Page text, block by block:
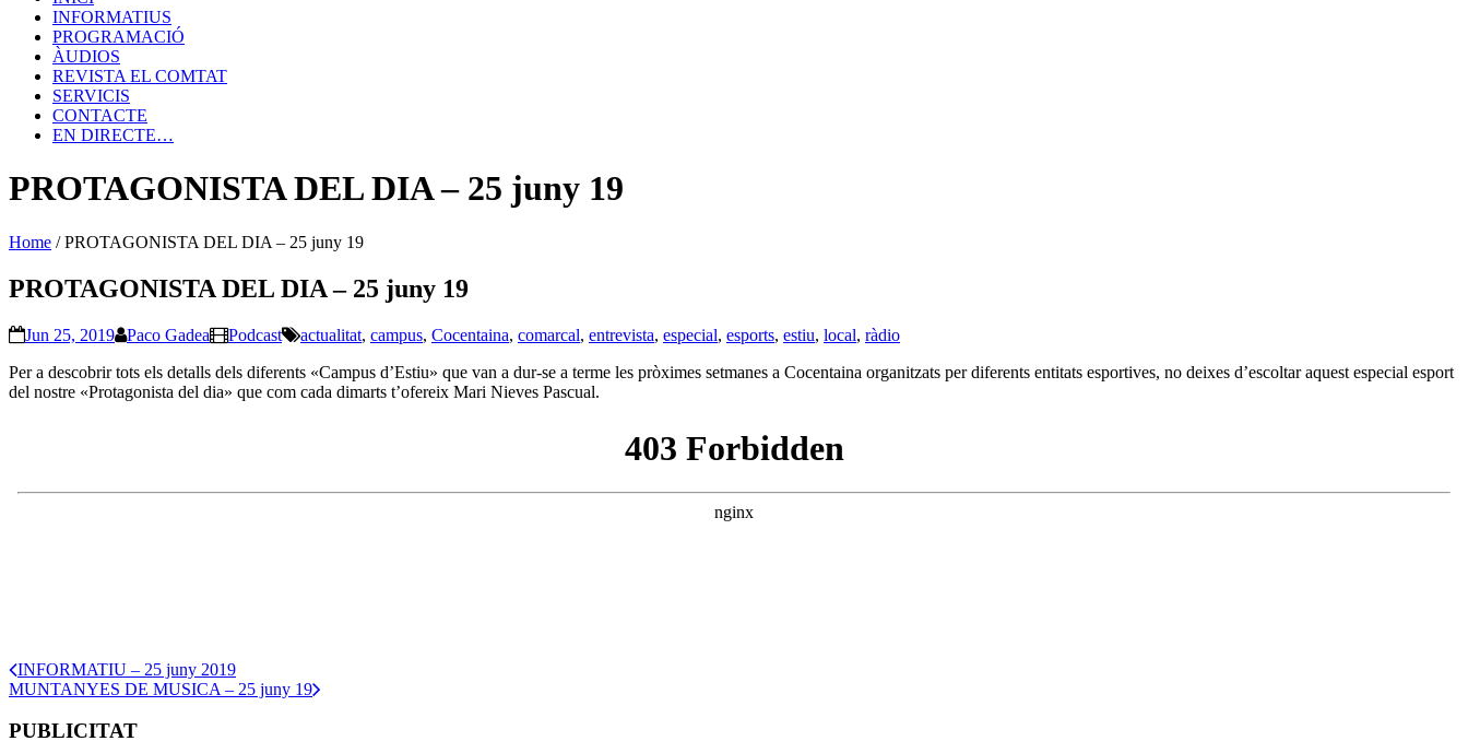
INFORMATIUS
PROGRAMACIÓ
ÀUDIOS
REVISTA EL COMTAT
SERVICIS
CONTACTE
EN DIRECTE…
PROTAGONISTA DEL DIA – 25 juny 19
Home /PROTAGONISTA DEL DIA – 25 juny 19
PROTAGONISTA DEL DIA – 25 juny 19
Jun 25, 2019 Paco Gadea Podcast actualitat, campus, Cocentaina, comarcal, entrevista, especial, esports, estiu, local, ràdio
Per a descobrir tots els detalls dels diferents «Campus d’Estiu» que van a dur-se a terme les pròximes setmanes a Cocentaina organitzats per diferents entitats esportives, no deixes d’escoltar aquest especial esport
del nostre «Protagonista del dia» que com cada dimarts t’ofereix Mari Nieves Pascual.
INFORMATIU – 25 juny 2019
MUNTANYES DE MUSICA – 25 juny 19
PUBLICITAT